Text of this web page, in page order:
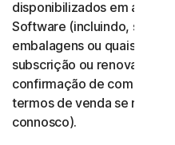
disponibilizados em
Software (incluindo, sem
embalagens ou quaisquer
subscrição ou renovação,
confirmação de compra,
termos de venda se
connosco).